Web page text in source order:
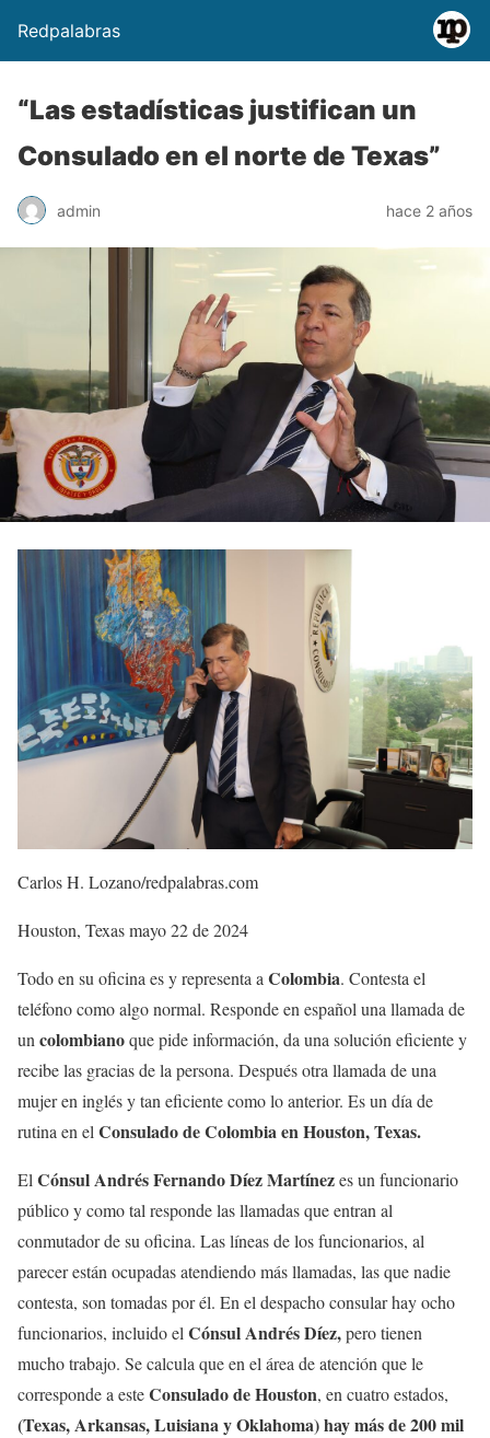
Redpalabras
“Las estadísticas justifican un
Consulado en el norte de Texas”
admin hace 2 años
Carlos H. Lozano/redpalabras.com
Houston, Texas mayo 22 de 2024
Todo en su oficina es y representa a Colombia. Contesta el
teléfono como algo normal. Responde en español una llamada de
un colombianoque pide información, da una solución eficiente y
recibe las gracias de la persona. Después otra llamada de una
mujer en inglés y tan eficiente como lo anterior. Es un día de
rutina en el Consulado de Colombia en Houston, Texas.
El Cónsul Andrés Fernando Díez Martínezes un funcionario
público y como tal responde las llamadas que entran al
conmutador de su oficina. Las líneas de los funcionarios, al
parecer están ocupadas atendiendo más llamadas, las que nadie
contesta, son tomadas por él. En el despacho consular hay ocho
funcionarios, incluido el Cónsul Andrés Díez,pero tienen
mucho trabajo. Se calcula que en el área de atención que le
corresponde a esteConsulado de Houston, en cuatro estados,
(Texas, Arkansas, Luisianay Oklahoma) hay más de 200 mil